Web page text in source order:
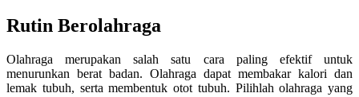
Rutin Berolahraga
Olahraga merupakan salah satu cara paling efektif untuk
menurunkan berat badan. Olahraga dapat membakar kalori dan
lemak tubuh, serta membentuk otot tubuh. Pilihlah olahraga yang